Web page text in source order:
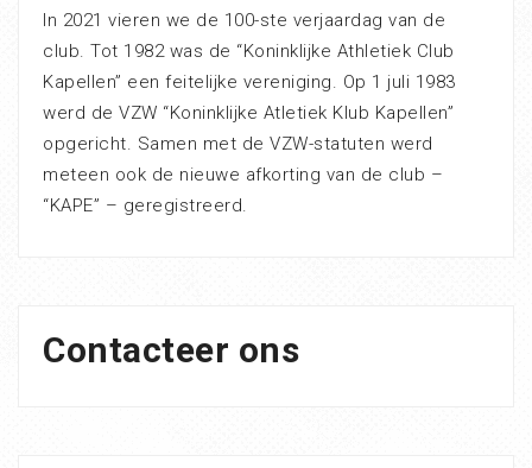
In 2021 vieren we de 100-ste verjaardag van de
club. Tot 1982 was de “Koninklijke Athletiek Club
Kapellen” een feitelijke vereniging. Op 1 juli 1983
werd de VZW “Koninklijke Atletiek Klub Kapellen”
opgericht. Samen met de VZW-statuten werd
meteen ook de nieuwe afkorting van de club –
“KAPE” – geregistreerd.
Contacteer ons